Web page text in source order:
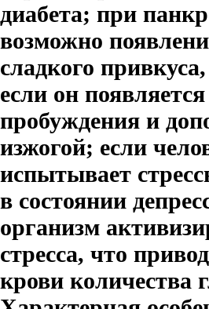
диабета; при
возможно
сладкого
если он
пробуждения и
изжогой; если
испытывает
в состоянии
организм
стресса, что
крови количества